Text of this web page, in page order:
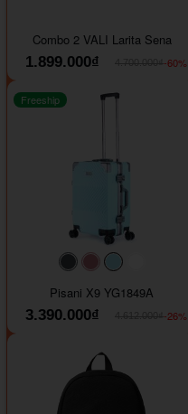
Combo 2 VALI Larita Sena
1.899.000₫
-60%
#40454a#b76e79
Freeship
Pisani X9 YG1849A
3.390.000₫
-26%